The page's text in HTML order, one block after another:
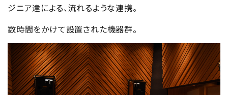
ジニア達による、流れるような連携。
数時間をかけて設置された機器群。